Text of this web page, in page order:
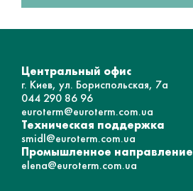
Центральный офис
г. Киев, ул. Бориспольская, 7а
044 290 86 96
euroterm@euroterm.com.ua
Техническая поддержка
smidl@euroterm.com.ua
Промышленное направление
elena@euroterm.com.ua